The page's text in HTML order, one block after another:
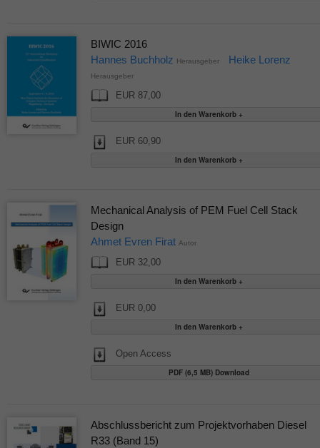
BIWIC 2016
Hannes Buchholz Herausgeber Heike Lorenz
Herausgeber
EUR 87,00
EUR 60,90
Mechanical Analysis of PEM Fuel Cell Stack
Design
Ahmet Evren Firat Autor
EUR 32,00
EUR 0,00
Open Access
PDF (6,5 MB) Download
Abschlussbericht zum Projektvorhaben Diesel
R33 (Band 15)